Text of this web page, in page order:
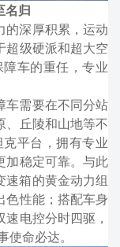
名归
的深厚积累，运动
超级硬派和超大空
车的重任，专业
车需要在不同分站
、丘陵和山地等不
平台，拥有专业
加稳定可靠。与此
速箱的黄金动力组
色性能；搭配车身
电控分时四驱，
命必达。